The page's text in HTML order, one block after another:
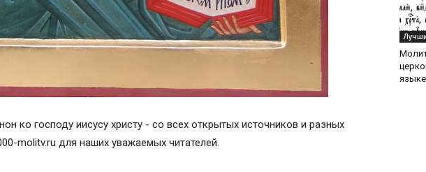
ко господу иисусу христу - со всех открытых источников и разных
molitv.ru для наших уважаемых читателей.